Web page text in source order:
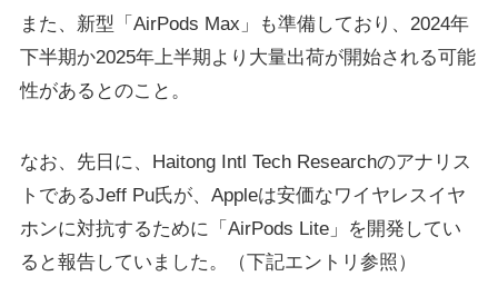
また、新型「AirPods Max」も準備しており、2024年
下半期か2025年上半期より大量出荷が開始される可能
性があるとのこと。
なお、先日に、Haitong Intl Tech Researchのアナリス
トであるJeff Pu氏が、Appleは安価なワイヤレスイヤ
ホンに対抗するために「AirPods Lite」を開発してい
ると報告していました。（下記エントリ参照）